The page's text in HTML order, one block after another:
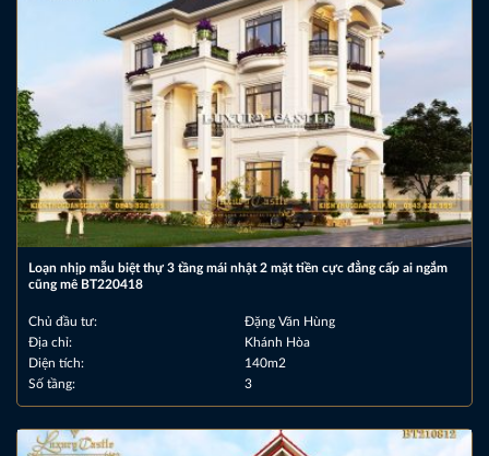
Loạn nhịp mẫu biệt thự 3 tầng mái nhật 2 mặt tiền cực đẳng cấp ai ngắm
cũng mê BT220418
Chủ đầu tư:
Đặng Văn Hùng
Địa chỉ:
Khánh Hòa
Diện tích:
140m2
Số tầng:
3